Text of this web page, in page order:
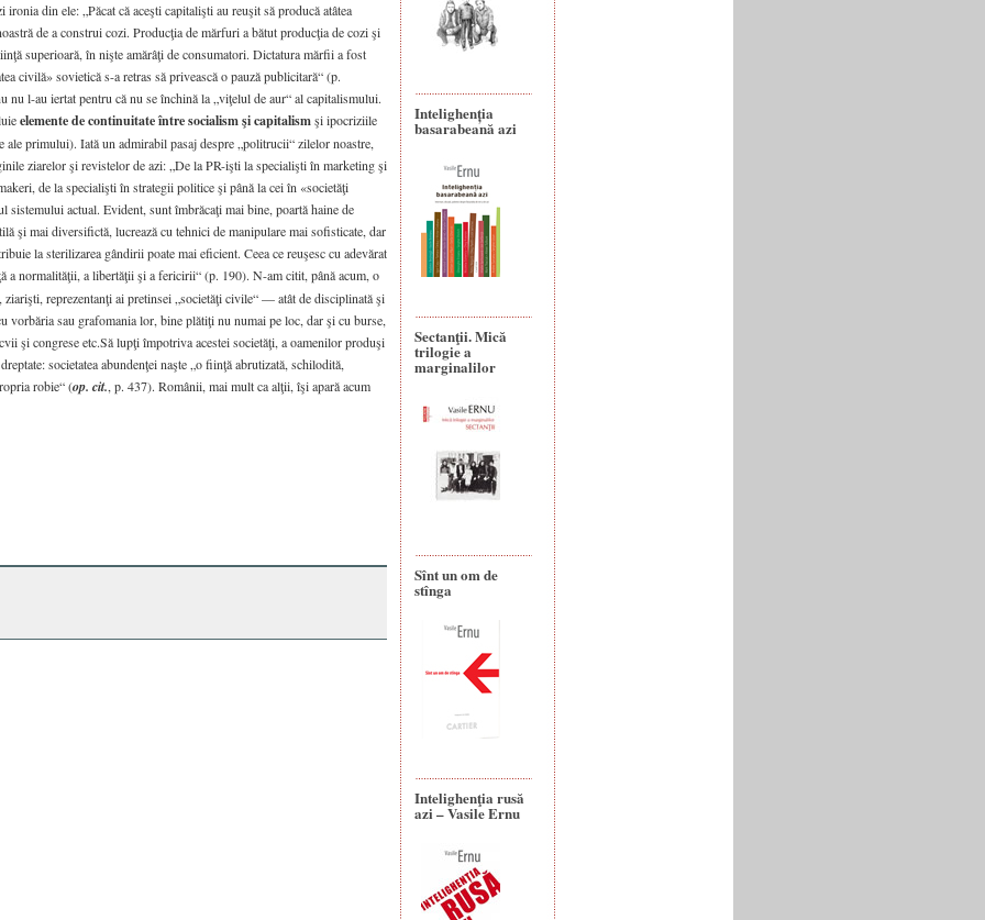
din ele: „Păcat că aceşti capitalişti au reuşit să producă atâtea
de a construi cozi. Producţia de mărfuri a bătut producţia de cozi şi
superioară, în nişte amărâţi de consumatori. Dictatura mărfii a fost
civilă» sovietică s-a retras să privească o pauză publicitară“ (p.
l-au iertat pentru că nu se închină la „viţelul de aur“ al capitalismului.
elemente de continuitate între socialism şi capitalismşi ipocriziile
ale primului). Iată un admirabil pasaj despre „politrucii“ zilelor noastre,
ziarelor şi revistelor de azi: „De la PR-işti la specialişti în marketing şi
de la specialişti în strategii politice şi până la cei în «societăţi
sistemului actual. Evident, sunt îmbrăcaţi mai bine, poartă haine de
şi mai diversifictă, lucrează cu tehnici de manipulare mai sofisticate, dar
la sterilizarea gândirii poate mai eficient. Ceea ce reuşesc cu adevărat
a normalităţii, a libertăţii şi a fericirii“ (p. 190). N-am citit, până acum, o
reprezentanţi ai pretinsei „societăţi civile“ — atât de disciplinată şi
vorbăria sau grafomania lor, bine plătiţi nu numai pe loc, dar şi cu burse,
şi congrese etc.Să lupţi împotriva acestei societăţi, a oamenilor produşi
societatea abundenţei naşte „o fiinţă abrutizată, schilodită,
robie“ (op. cit., p. 437). Românii, mai mult ca alţii, îşi apară acum
Intelighenția
basarabeană azi
Sectanţii. Mică
trilogie a
marginalilor
Sînt un om de
stînga
Intelighenţia rusă
azi – Vasile Ernu